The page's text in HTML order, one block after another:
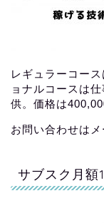
レギュラーコー
ョナルコースは
供。価格は
お問い合わせは
サブスク月額